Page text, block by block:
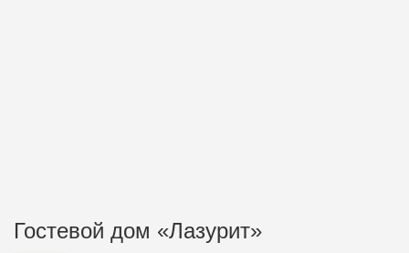
Гостевой дом «Лазурит»